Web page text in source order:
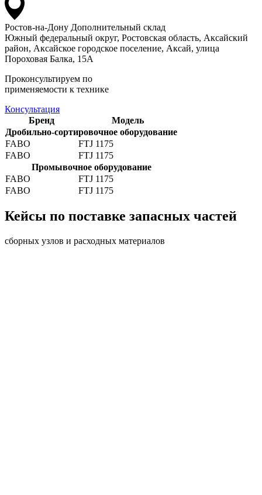
Ростов-на-Дону Дополнительный склад
Южный федеральный округ, Ростовская область, Аксайский
район, Аксайское городское поселение, Аксай, улица
Пороховая Балка, 15А
Проконсультируем по
применяемости к технике
Консультация
Бренд
Модель
Дробильно-сортировочное оборудование
FABO
FTJ 1175
FABO
FTJ 1175
Промывочное оборудование
FABO
FTJ 1175
FABO
FTJ 1175
Кейсы по поставке запасных частей
сборных узлов и расходных материалов